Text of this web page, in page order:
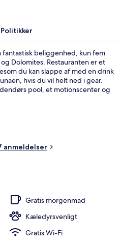
Politikker
fantastisk beliggenhed, kun fem
Dolomites. Restauranten er et
du kan slappe af med en drink
hvis du vil helt ned i gear.
pool, et motionscenter og
anmeldelser
Gratis morgenmad
Kæledyrsvenligt
Gratis Wi-Fi